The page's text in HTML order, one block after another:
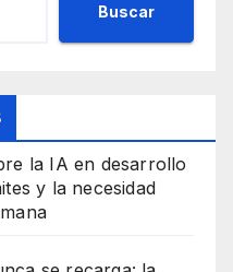
Buscar
la IA en desarrollo
y la necesidad